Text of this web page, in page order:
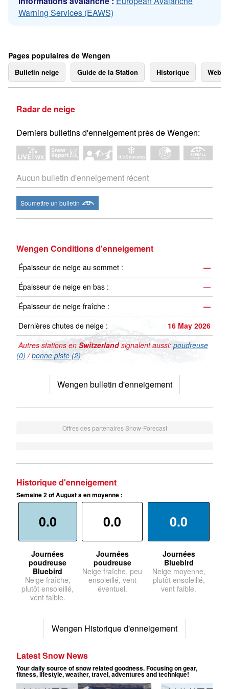
Warning Services (EAWS)
Pages populaires de Wengen
Bulletin neige Guide de la Station Historique
Radar de neige
Derniers bulletins d'enneigement près de Wengen:
Aucun bulletin d'enneigement récent
Soumettre un bulletin
Wengen Conditions d'enneigement
Épaisseur de neige au sommet :
—
Épaisseur de neige en bas :
—
Épaisseur de neige fraîche :
—
Dernières chutes de neige :
16 May 2026
Autres stations en Switzerlandsignalent aussi: poudreuse
(0) /bonne piste (2)
Wengen bulletin d'enneigement
Offres des partenaires Snow-Forecast
Historique d'enneigement
Semaine 2 of August a en moyenne :
0.0
Journées
poudreuse
Bluebird
Neige fraîche,
plutôt ensoleillé,
vent faible.
0.0
Journées
poudreuse
Neige fraîche, peu
ensoleillé, vent
éventuel.
0.0
Journées
Bluebird
Neige moyenne,
plutôt ensoleillé,
vent faible.
Wengen Historique d'enneigement